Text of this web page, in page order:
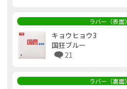
ラバー（表面）
キョウヒョウ3
国狂ブルー
21
ラバー（裏面）